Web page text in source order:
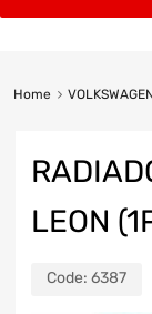
Home
LEON
Code: 6387